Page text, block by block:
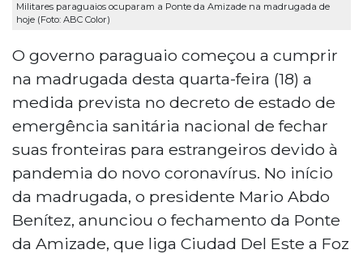
Militares paraguaios ocuparam a Ponte da Amizade na madrugada de
hoje (Foto: ABC Color)
O governo paraguaio começou a cumprir
na madrugada desta quarta-feira (18) a
medida prevista no decreto de estado de
emergência sanitária nacional de fechar
suas fronteiras para estrangeiros devido à
pandemia do novo coronavírus. No início
da madrugada, o presidente Mario Abdo
Benítez, anunciou o fechamento da Ponte
da Amizade, que liga Ciudad Del Este a Foz